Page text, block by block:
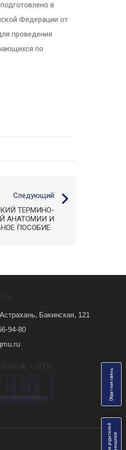
О
б
р
а
т
н
а
я
с
в
я
з
ь
в
Федерации от
проведения
по
Следующий
ТЕРМИНО­
АНАТОМИИ И
ПОСОБИЕ
Бакинская, 121
94-80